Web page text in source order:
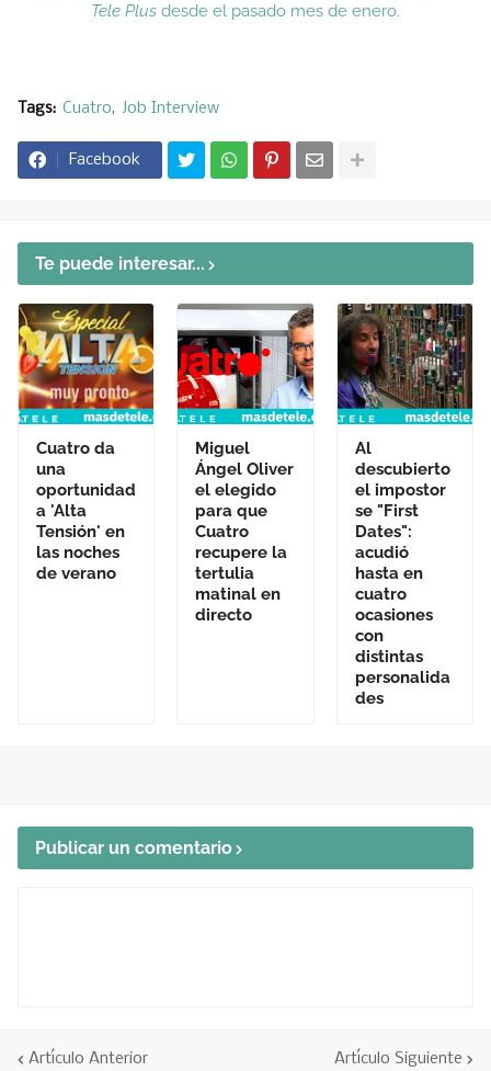
Tele Plus desde el pasado mes de enero.
Tags: Cuatro Job Interview
Facebook
Te puede interesar...
Cuatro da
una
oportunidad
a 'Alta
Tensión' en
las noches
de verano
Miguel
Ángel Oliver
el elegido
para que
Cuatro
recupere la
tertulia
matinal en
directo
Al
descubierto
el impostor
se "First
Dates":
acudió
hasta en
cuatro
ocasiones
con
distintas
personalida
des
Publicar un comentario
Artículo Anterior Artículo Siguiente